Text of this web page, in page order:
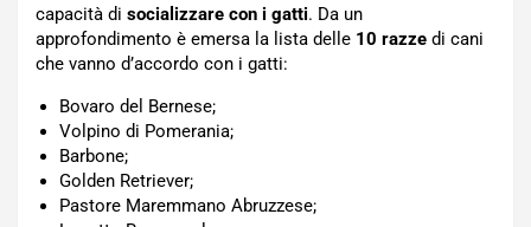
capacità di socializzare con i gatti. Da un
approfondimento è emersa la lista delle 10 razze di cani
che vanno d’accordo con i gatti:
Bovaro del Bernese;
Volpino di Pomerania;
Barbone;
Golden Retriever;
Pastore Maremmano Abruzzese;